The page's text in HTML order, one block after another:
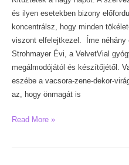
és ilyen esetekben bizony
koncentrálsz, hogy minden
viszont elfelejtkezel. Íme néhány
Strohmayer Évi, a VelvetVial
megálmodójától és készítőjétől.
eszébe a vacsora-zene-dekor-
az, hogy önmagát is
Esküvő
bőrápolás
Read More »